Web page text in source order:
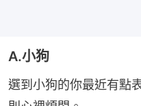
A.小狗
選到小狗的你最近有點